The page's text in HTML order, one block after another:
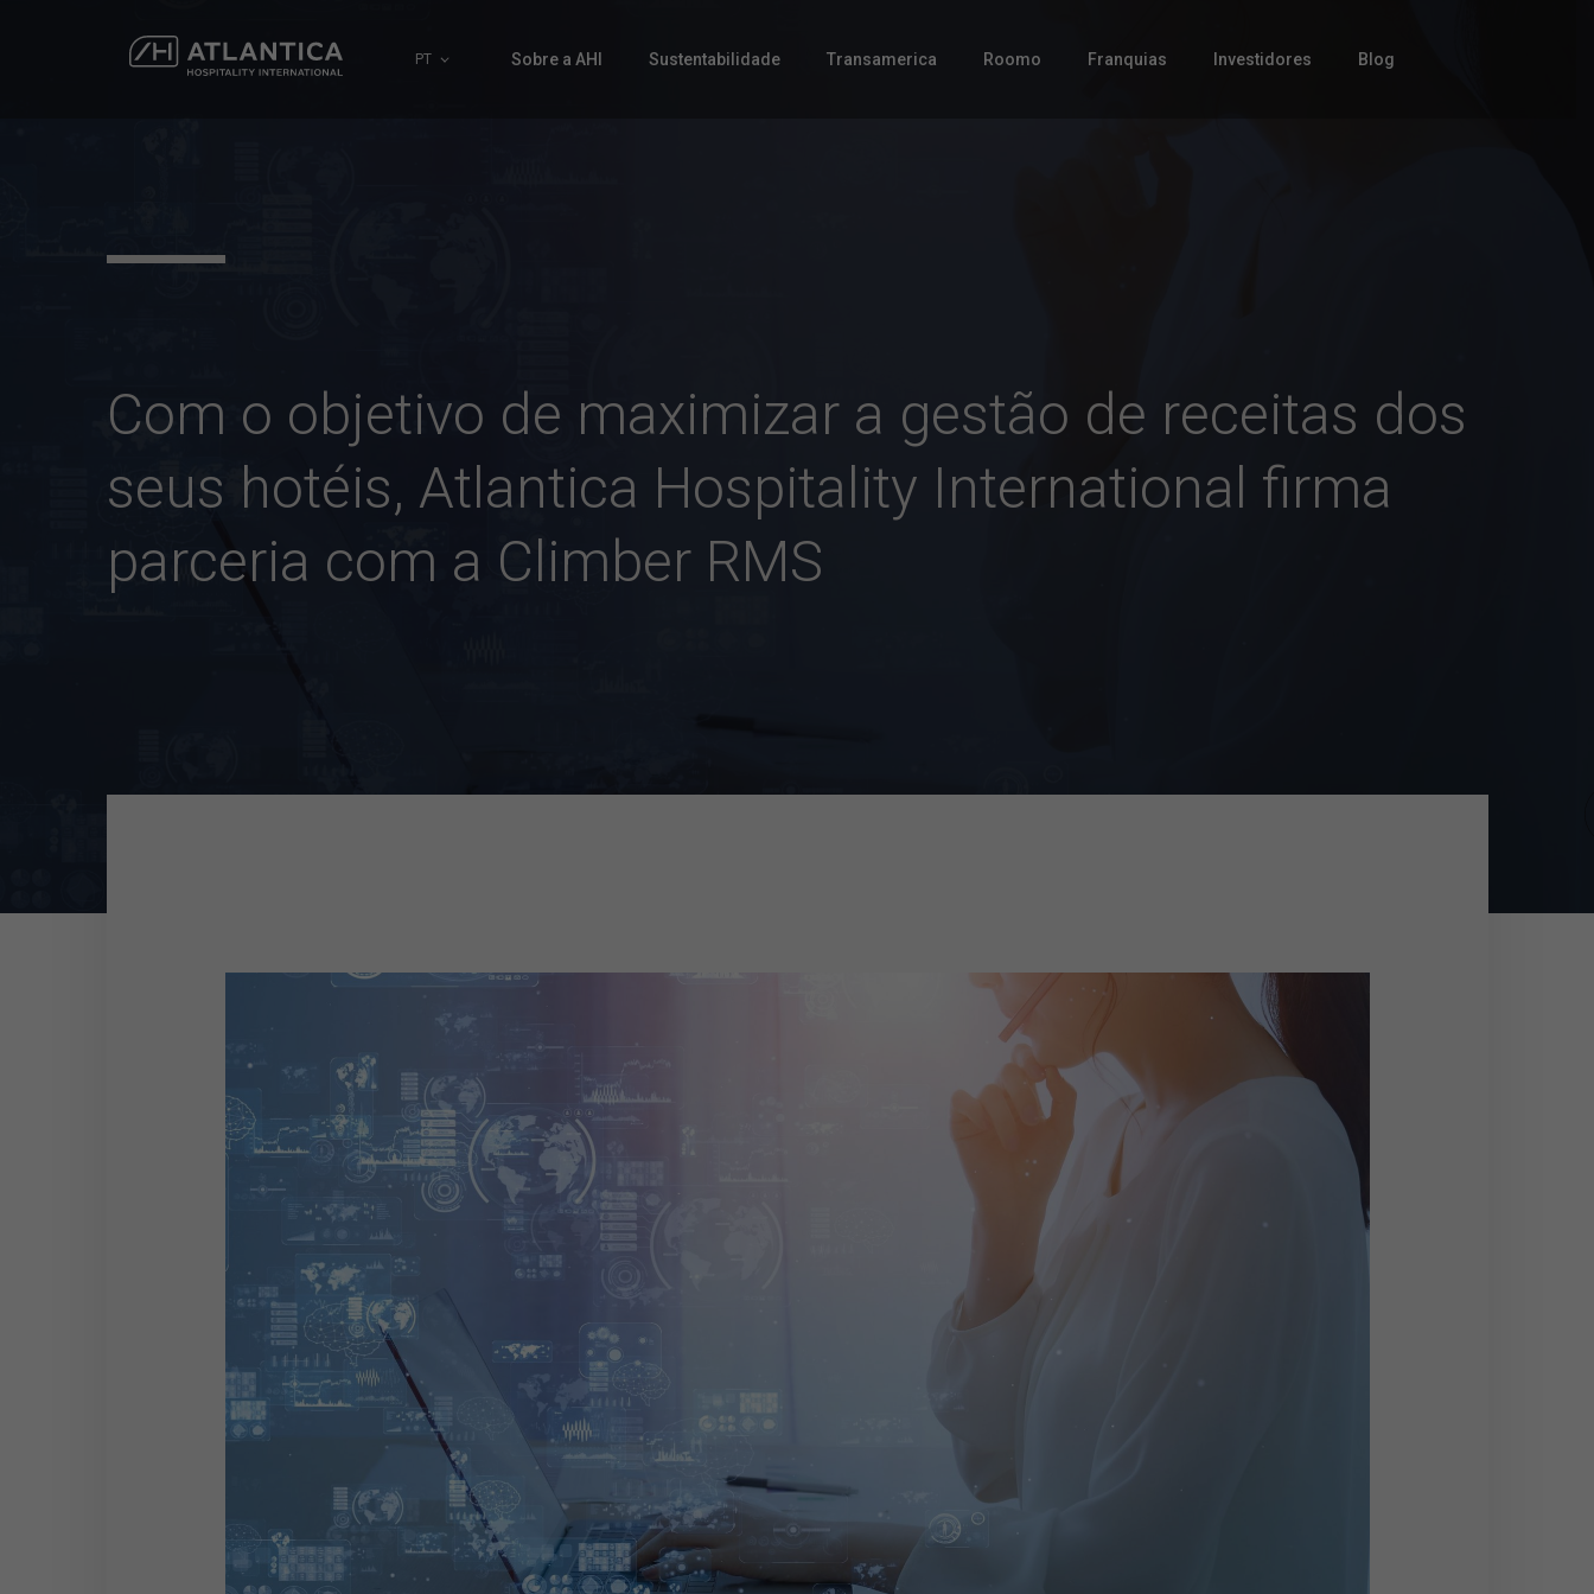
PT Sobre a AHI Sustentabilidade Transamerica Roomo Franquias Investidores Blog
Com o objetivo de maximizar a gestão de receitas dos
seus hotéis, Atlantica Hospitality International firma
parceria com a Climber RMS